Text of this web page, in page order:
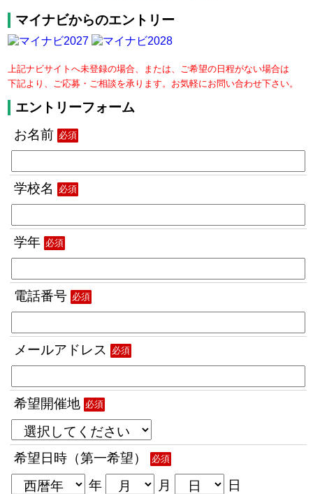
マイナビからのエントリー
上記ナビサイトへ未登録の場合、または、ご希望の日程がない場合は
下記より、ご応募・ご相談を承ります。お気軽にお問い合わせ下さい。
エントリーフォーム
お名前 必須
学校名 必須
学年 必須
電話番号 必須
メールアドレス 必須
希望開催地 必須
希望日時（第一希望） 必須
年 月
日